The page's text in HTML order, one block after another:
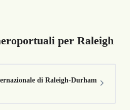
per Raleigh
di Raleigh-Durham